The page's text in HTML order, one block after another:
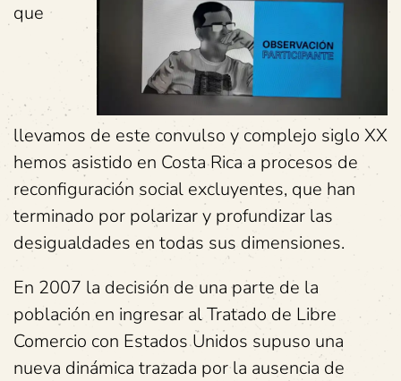
que
llevamos de este convulso y complejo siglo XX
hemos asistido en Costa Rica a procesos de
reconfiguración social excluyentes, que han
terminado por polarizar y profundizar las
desigualdades en todas sus dimensiones.
En 2007 la decisión de una parte de la
población en ingresar al Tratado de Libre
Comercio con Estados Unidos supuso una
nueva dinámica trazada por la ausencia de